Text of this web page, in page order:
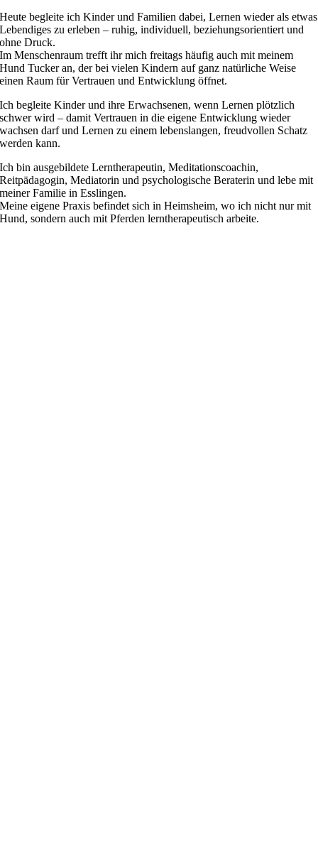
Heute begleite ich Kinder und Familien dabei, Lernen wieder als etwas
Lebendiges zu erleben – ruhig, individuell, beziehungsorientiert und
ohne Druck.
Im Menschenraum trefft ihr mich freitags häufig auch mit meinem
Hund Tucker an, der bei vielen Kindern auf ganz natürliche Weise
einen Raum für Vertrauen und Entwicklung öffnet.
Ich begleite Kinder und ihre Erwachsenen, wenn Lernen plötzlich
schwer wird – damit Vertrauen in die eigene Entwicklung wieder
wachsen darf und Lernen zu einem lebenslangen, freudvollen Schatz
werden kann.
Ich bin ausgebildete Lerntherapeutin, Meditationscoachin,
Reitpädagogin, Mediatorin und psychologische Beraterin und lebe mit
meiner Familie in Esslingen.
Meine eigene Praxis befindet sich in Heimsheim, wo ich nicht nur mit
Hund, sondern auch mit Pferden lerntherapeutisch arbeite.